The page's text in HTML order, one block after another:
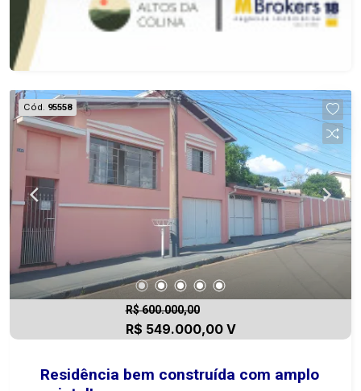
Cód. 95558
R$ 600.000,00
R$ 549.000,00 V
Residência bem construída com amplo